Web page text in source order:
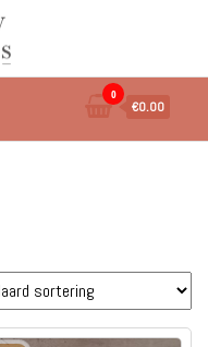
0
€0.00